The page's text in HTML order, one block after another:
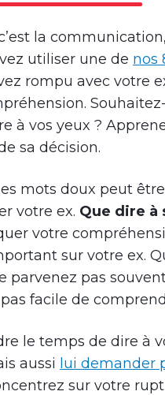
la
utiliser une de nos
rompu avec votre
à vos yeux ?
sa décision.
mots doux peut
votre ex. Que dire à
votre
sur votre ex.
parvenez pas
facile de
le temps de dire à
aussi lui demander
sur votre